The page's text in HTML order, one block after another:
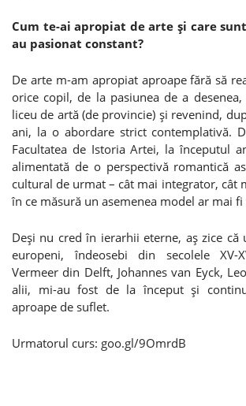
Cum te-ai apropiat de arte şi care
au pasionat constant?
De arte m-am apropiat aproape fără să
orice copil, de la pasiunea de a
liceu de artă (de provincie) şi revenind,
ani, la o abordare strict contemplativă.
Facultatea de Istoria Artei, la începutul
alimentată de o perspectivă romantică
cultural de urmat – cât mai integrator, cât
în ce măsură un asemenea model ar mai fi
Deşi nu cred în ierarhii eterne, aş zice că
europeni, îndeosebi din secolele XV-
Vermeer din Delft, Johannes van Eyck,
alii, mi-au fost de la început şi
aproape de suflet.
Urmatorul curs: goo.gl/9OmrdB